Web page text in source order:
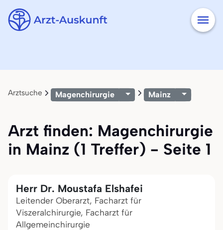
Arztsuche Magenchirurgie Mainz
Arzt finden: Magenchirurgie
in Mainz (1 Treffer) - Seite 1
Herr Dr. Moustafa Elshafei
Leitender Oberarzt, Facharzt für
Viszeralchirurgie, Facharzt für
Allgemeinchirurgie